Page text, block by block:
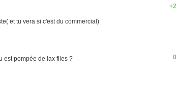
+2
et tu vera si c'est du commercial)
0
est pompée de lax files ?